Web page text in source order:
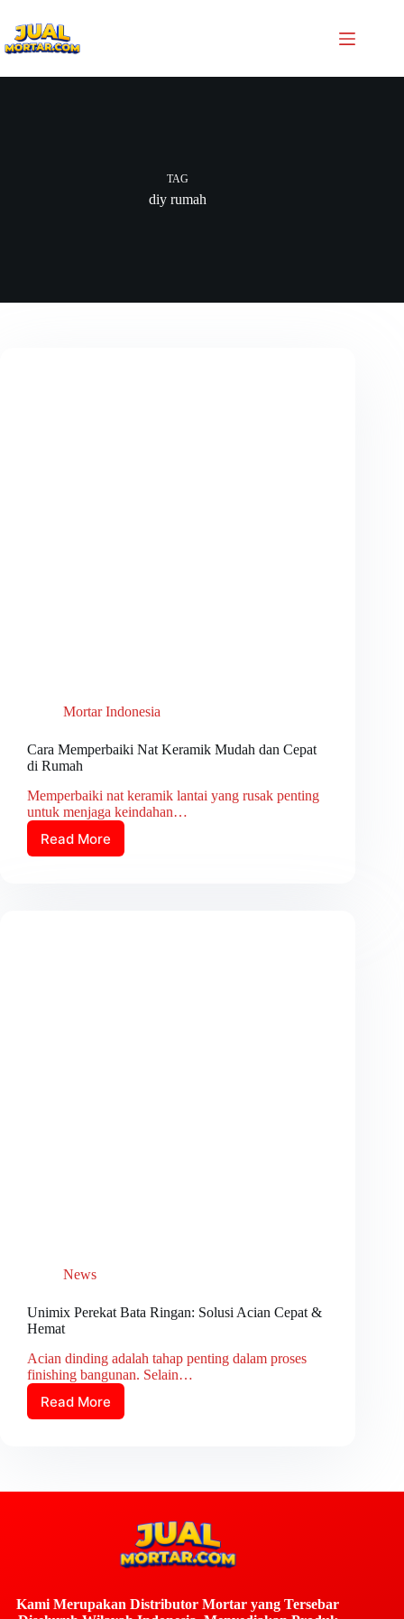
TAG
diy rumah
Mortar Indonesia
Cara Memperbaiki Nat Keramik Mudah dan Cepat
di Rumah
Memperbaiki nat keramik lantai yang rusak penting
untuk menjaga keindahan…
Read More
News
Unimix Perekat Bata Ringan: Solusi Acian Cepat &
Hemat
Acian dinding adalah tahap penting dalam proses
finishing bangunan. Selain…
Read More
Kami Merupakan Distributor Mortar yang Tersebar